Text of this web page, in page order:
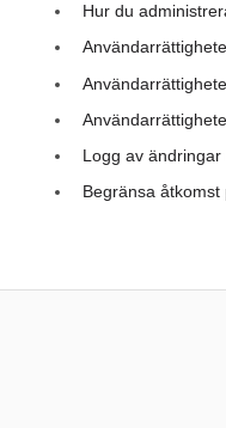
Hur du
Logg av
Begränsa